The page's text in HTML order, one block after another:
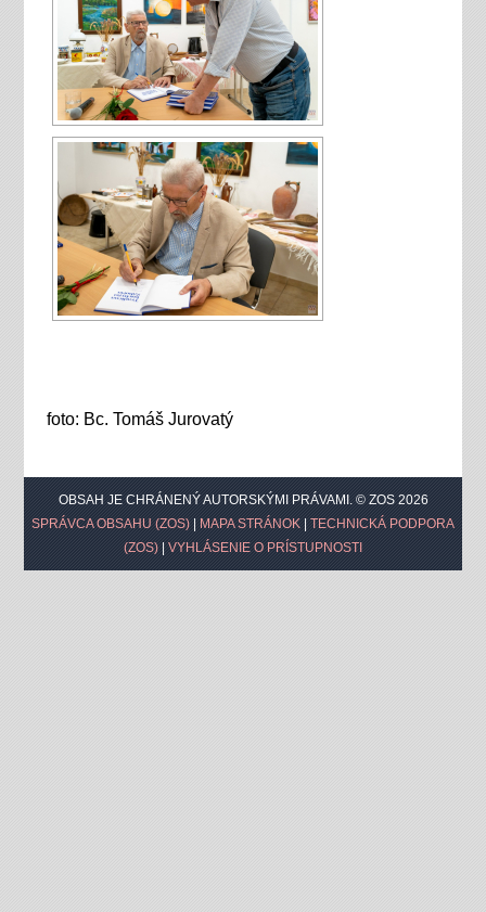
foto: Bc. Tomáš Jurovatý
OBSAH JE CHRÁNENÝ AUTORSKÝMI PRÁVAMI. © ZOS 2026
SPRÁVCA OBSAHU (ZOS)
MAPA STRÁNOK
TECHNICKÁ PODPORA
(ZOS)
VYHLÁSENIE O PRÍSTUPNOSTI